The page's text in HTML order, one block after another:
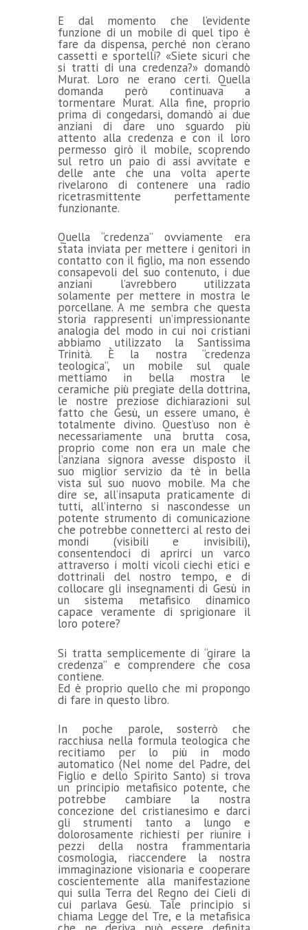
E dal momento che l’evidente
funzione di un mobile di quel tipo è
fare da dispensa, perché non c’erano
cassetti e sportelli? «Siete sicuri che
si tratti di una credenza?» domandò
Murat. Loro ne erano certi. Quella
domanda però continuava a
tormentare Murat. Alla fine, proprio
prima di congedarsi, domandò ai due
anziani di dare uno sguardo più
attento alla credenza e con il loro
permesso girò il mobile, scoprendo
sul retro un paio di assi avvitate e
delle ante che una volta aperte
rivelarono di contenere una radio
ricetrasmittente perfettamente
funzionante.
Quella “credenza” ovviamente era
stata inviata per mettere i genitori in
contatto con il figlio, ma non essendo
consapevoli del suo contenuto, i due
anziani l’avrebbero utilizzata
solamente per mettere in mostra le
porcellane. A me sembra che questa
storia rappresenti un’impressionante
analogia del modo in cui noi cristiani
abbiamo utilizzato la Santissima
Trinità. È la nostra “credenza
teologica”, un mobile sul quale
mettiamo in bella mostra le
ceramiche più pregiate della dottrina,
le nostre preziose dichiarazioni sul
fatto che Gesù, un essere umano, è
totalmente divino. Quest’uso non è
necessariamente una brutta cosa,
proprio come non era un male che
l’anziana signora avesse disposto il
suo miglior servizio da tè in bella
vista sul suo nuovo mobile. Ma che
dire se, all’insaputa praticamente di
tutti, all’interno si nascondesse un
potente strumento di comunicazione
che potrebbe connetterci al resto dei
mondi (visibili e invisibili),
consentendoci di aprirci un varco
attraverso i molti vicoli ciechi etici e
dottrinali del nostro tempo, e di
collocare gli insegnamenti di Gesù in
un sistema metafisico dinamico
capace veramente di sprigionare il
loro potere?
Si tratta semplicemente di “girare la
credenza” e comprendere che cosa
contiene.
Ed è proprio quello che mi propongo
di fare in questo libro.
In poche parole, sosterrò che
racchiusa nella formula teologica che
recitiamo per lo più in modo
automatico (Nel nome del Padre, del
Figlio e dello Spirito Santo) si trova
un principio metafisico potente, che
potrebbe cambiare la nostra
concezione del cristianesimo e darci
gli strumenti tanto a lungo e
dolorosamente richiesti per riunire i
pezzi della nostra frammentaria
cosmologia, riaccendere la nostra
immaginazione visionaria e cooperare
coscientemente alla manifestazione
qui sulla Terra del Regno dei Cieli di
cui parlava Gesù. Tale principio si
chiama Legge del Tre, e la metafisica